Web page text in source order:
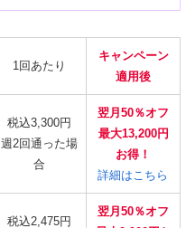
1回あたり
キャンペーン
適用後
税込3,300円
週2回通った場
合
翌月50％オフ
最大13,200円
お得！
詳細はこちら
税込2,475円
翌月50％オフ